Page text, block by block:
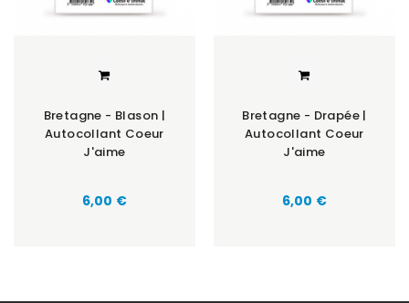
Bretagne - Blason |
Autocollant Coeur
J'aime
Prix
6,00 €
Bretagne - Drapée |
Autocollant Coeur
J'aime
Prix
6,00 €